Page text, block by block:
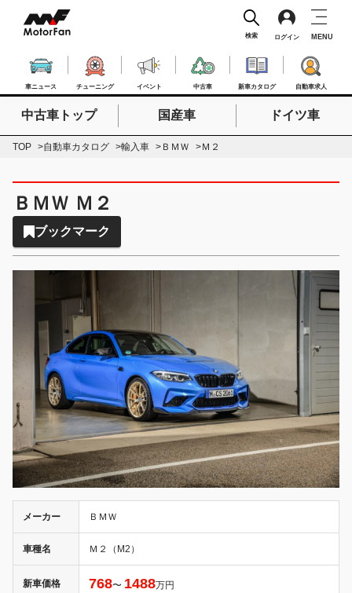
車ニュース チューニング イベント 中古車 新車カタログ 自動車求人
検索 ログイン MENU
検索したいキーワードを入力
中古車トップ 国産車 ドイツ車
TOP 自動車カタログ 輸入車 ＢＭＷ Ｍ２
ＢＭＷ Ｍ２
ブックマーク
メーカー ＢＭＷ
車種名 Ｍ２（M2）
新車価格 768〜 1488万円